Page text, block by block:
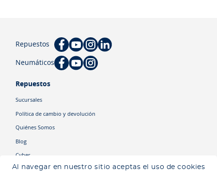
Al navegar en nuestro sitio aceptas el uso de cookies
Repuestos
Neumáticos
Repuestos
Sucursales
Política de cambio y devolución
Quiénes Somos
Blog
Cyber